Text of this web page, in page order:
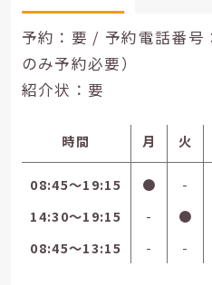
予約：要 / 予約電話番号
のみ予約必要）
紹介状：要
時間 月 火
08:45〜19:15 ● -
14:30〜19:15
- ●
08:45〜13:15
- -